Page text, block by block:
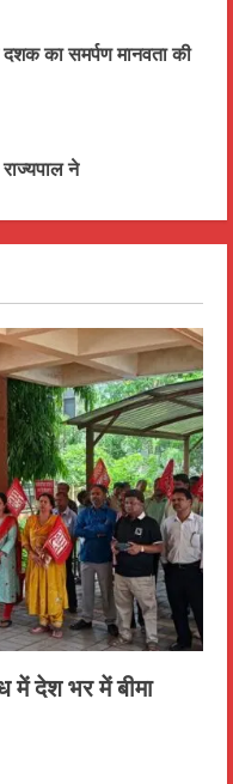
का समर्पण मानवता की
ने
देश भर में बीमा